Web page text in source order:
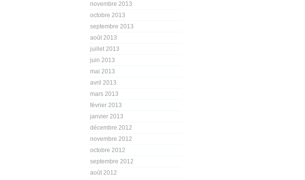
novembre 2013
octobre 2013
septembre 2013
août 2013
juillet 2013
juin 2013
mai 2013
avril 2013
mars 2013
février 2013
janvier 2013
décembre 2012
novembre 2012
octobre 2012
septembre 2012
août 2012